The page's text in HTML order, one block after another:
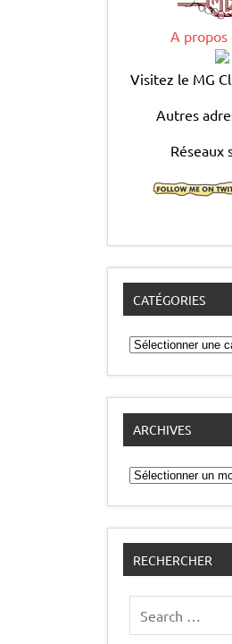
A propos
Visitez le MG
Autres
Réseaux
CATÉGORIES
Catégories
ARCHIVES
Archives
RECHERCHER